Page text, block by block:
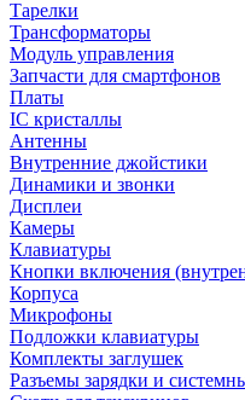
Тарелки
Трансформаторы
Модуль управления
Запчасти для смартфонов
Платы
IC кристаллы
Антенны
Внутренние джойстики
Динамики и звонки
Дисплеи
Камеры
Клавиатуры
Кнопки включения
Корпуса
Микрофоны
Подложки клавиатуры
Комплекты заглушек
Разъемы зарядки и